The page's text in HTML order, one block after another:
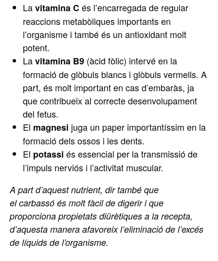
Lavitamina Cés l’encarregada de regular
reaccions metabòliques importants en
l’organisme i també és un antioxidant molt
potent.
Lavitamina B9 (àcid fòlic) intervé en la
formació de glòbuls blancs i glòbuls vermells. A
part, és molt important en cas d’embaràs, ja
que contribueix al correcte desenvolupament
del fetus.
El magnesi juga un paper importantíssim en la
formació dels ossos i les dents.
El potassi és essencial per la transmissió de
l’impuls nerviós i l’activitat muscular.
A part d’aquest nutrient, dir també que
elcarbassó és molt fàcil de digerir i que
proporciona propietats diürètiques a la recepta,
d’aquesta manera afavoreix l’eliminació de l’excés
de líquids de l’organisme.